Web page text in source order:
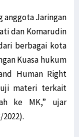
anggota Jaringan
dan Komarudin
berbagai kota
Kuasa hukum
Human Right
uji materi terkait
ke MK,” ujar